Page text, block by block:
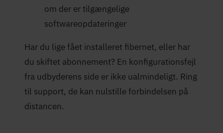
om der er tilgængelige
softwareopdateringer
Har du lige fået installeret fibernet, eller har
du skiftet abonnement? En konfigurationsfejl
fra udbyderens side er ikke ualmindeligt. Ring
til support, de kan nulstille forbindelsen på
distancen.